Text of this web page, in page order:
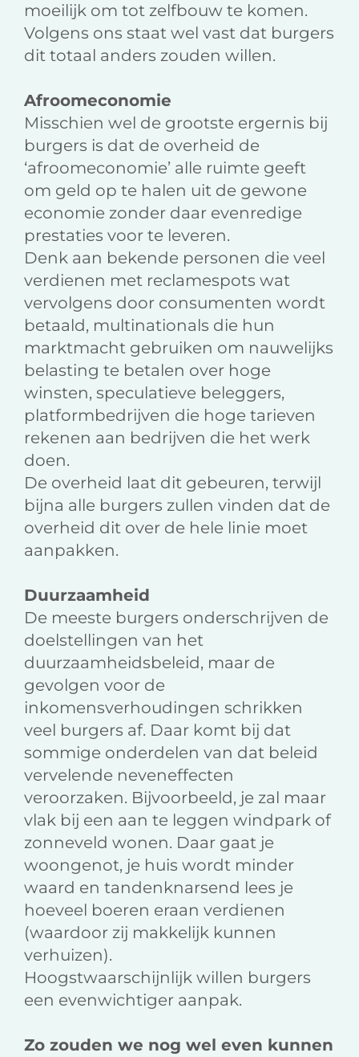
moeilijk om tot zelfbouw te komen.
Volgens ons staat wel vast dat burgers
dit totaal anders zouden willen.
Afroomeconomie
Misschien wel de grootste ergernis bij
burgers is dat de overheid de
‘afroomeconomie’ alle ruimte geeft
om geld op te halen uit de gewone
economie zonder daar evenredige
prestaties voor te leveren.
Denk aan bekende personen die veel
verdienen met reclamespots wat
vervolgens door consumenten wordt
betaald, multinationals die hun
marktmacht gebruiken om nauwelijks
belasting te betalen over hoge
winsten, speculatieve beleggers,
platformbedrijven die hoge tarieven
rekenen aan bedrijven die het werk
doen.
De overheid laat dit gebeuren, terwijl
bijna alle burgers zullen vinden dat de
overheid dit over de hele linie moet
aanpakken.
Duurzaamheid
De meeste burgers onderschrijven de
doelstellingen van het
duurzaamheidsbeleid, maar de
gevolgen voor de
inkomensverhoudingen schrikken
veel burgers af. Daar komt bij dat
sommige onderdelen van dat beleid
vervelende neveneffecten
veroorzaken. Bijvoorbeeld, je zal maar
vlak bij een aan te leggen windpark of
zonneveld wonen. Daar gaat je
woongenot, je huis wordt minder
waard en tandenknarsend lees je
hoeveel boeren eraan verdienen
(waardoor zij makkelijk kunnen
verhuizen).
Hoogstwaarschijnlijk willen burgers
een evenwichtiger aanpak.
Zo zouden we nog wel even kunnen